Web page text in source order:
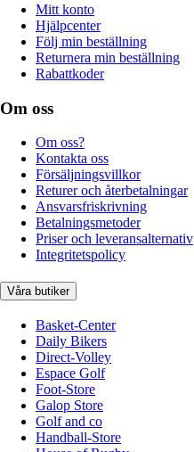
Mitt konto
Hjälpcenter
Följ min beställning
Returnera min beställning
Rabattkoder
Om oss
Om oss?
Kontakta oss
Försäljningsvillkor
Returer och återbetalningar
Ansvarsfriskrivning
Betalningsmetoder
Priser och leveransalternativ
Integritetspolicy
Våra butiker
Basket-Center
Daily Bikers
Direct-Volley
Espace Golf
Foot-Store
Galop Store
Golf and co
Handball-Store